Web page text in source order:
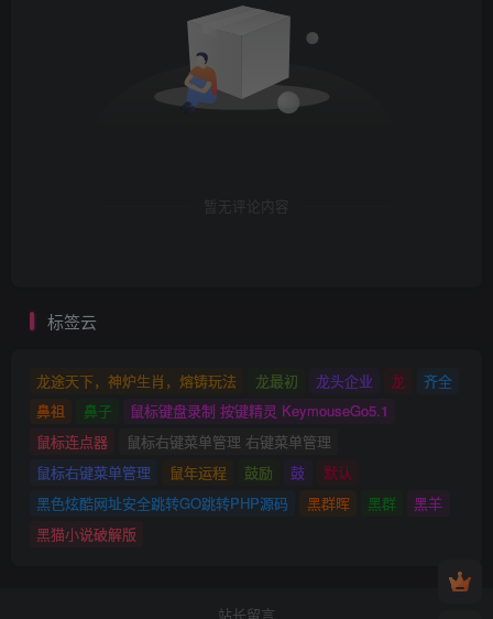
暂无评论内容
标签云
龙途天下，神炉生肖，熔铸玩法 龙最初 龙头企业 龙
齐全
鼻祖
鼻子
鼠标键盘录制 按键精灵 KeymouseGo5.1
鼠标连点器
鼠标右键菜单管理 右键菜单管理
鼠标右键菜单管理
鼠年运程 鼓励 鼓
默认
黑色炫酷网址安全跳转GO跳转PHP源码
黑群晖 黑群
黑羊
黑猫小说破解版
站长留言